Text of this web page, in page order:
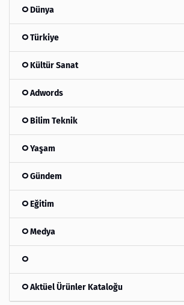
Dünya
Türkiye
Kültür Sanat
Adwords
Bilim Teknik
Yaşam
Gündem
Eğitim
Medya
Aktüel Ürünler Kataloğu